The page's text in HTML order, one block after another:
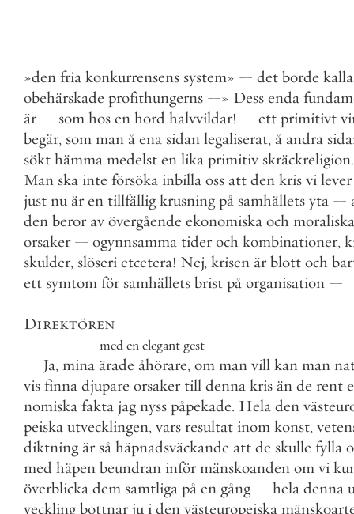
»den fria konkurrensens system» — det borde
obehärskade profithungerns —» Dess enda
är — som hos en hord halvvildar! — ett primitivt
begär, som man å ena sidan legaliserat, å andra
sökt hämma medelst en lika primitiv skräckreligion.
Man ska inte försöka inbilla oss att den kris vi lever
just nu är en tillfällig krusning på samhällets yta —
den beror av övergående ekonomiska och moraliska
orsaker — ogynnsamma tider och kombinationer,
skulder, slöseri etcetera! Nej, krisen är blott och
ett symtom för samhällets brist på organisation —
Direktören
medenelegant gest
Ja, mina ärade åhörare, om man vill kan man
vis finna djupare orsaker till denna kris än de rent
nomiska fakta jag nyss påpekade. Hela den
peiska utvecklingen, vars resultat inom konst,
diktning är så häpnadsväckande att de skulle fylla
med häpen beundran inför mänskoanden om vi
överblicka dem samtliga på en gång — hela denna
veckling bottnar ju i den västeuropeiska